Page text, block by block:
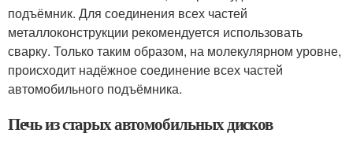
подъёмник. Для соединения всех частей
металлоконструкции рекомендуется использовать
сварку. Только таким образом, на молекулярном уровне,
происходит надёжное соединение всех частей
автомобильного подъёмника.
Печь из старых автомобильных дисков